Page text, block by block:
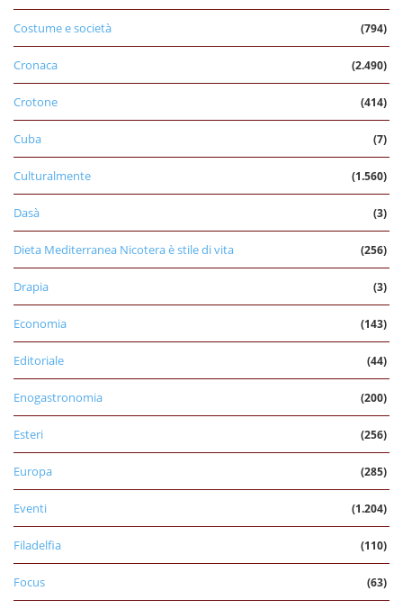
Costume e società (794)
Cronaca (2.490)
Crotone (414)
Cuba (7)
Culturalmente (1.560)
Dasà (3)
Dieta Mediterranea Nicotera è stile di vita (256)
Drapia (3)
Economia (143)
Editoriale (44)
Enogastronomia (200)
Esteri (256)
Europa (285)
Eventi (1.204)
Filadelfia (110)
Focus (63)